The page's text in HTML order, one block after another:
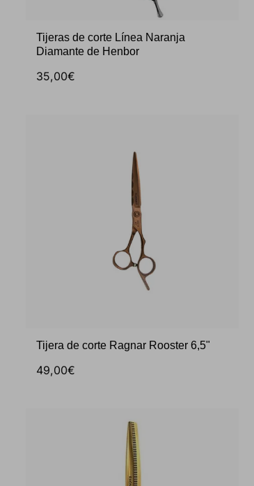
Tijeras de corte Línea Naranja
Diamante de Henbor
35,00€
Tijera de corte Ragnar Rooster 6,5"
49,00€